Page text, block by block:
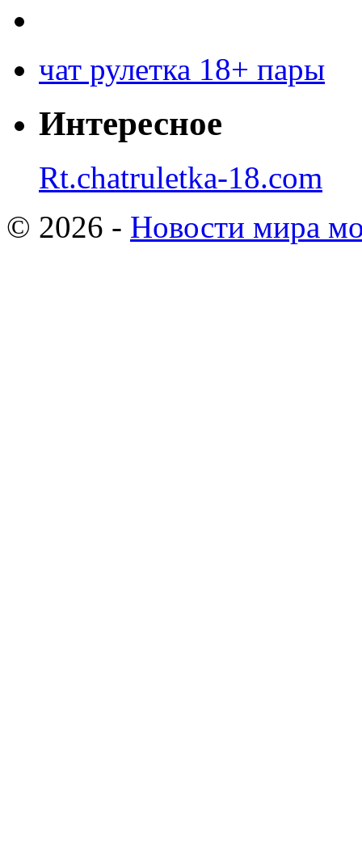
чат рулетка 18+ пары
Интересное
Rt.chatruletka-18.com
© 2026 - Новости мира